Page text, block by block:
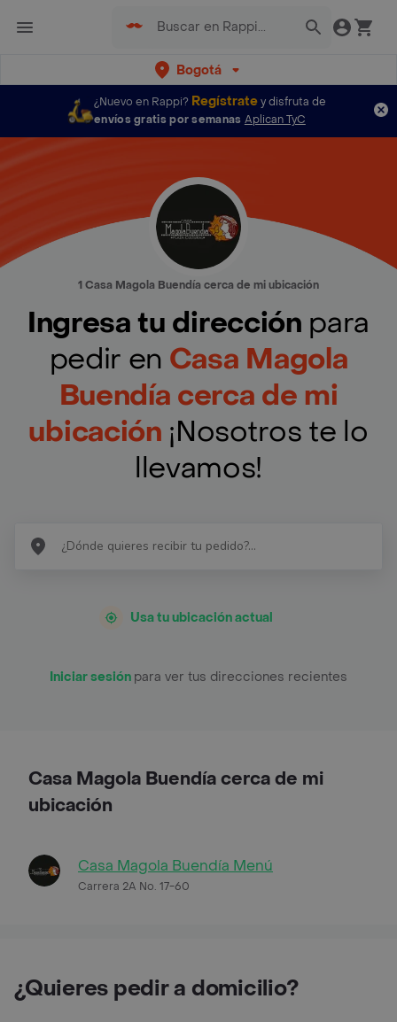
Bogotá
¿Nuevo en Rappi? Regístratey disfruta de
envíos gratis por semanas Aplican TyC
1 Casa Magola Buendía cerca de mi ubicación
Ingresa tu dirección para
pedir en Casa Magola
Buendía cerca de mi
ubicación ¡Nosotros te lo
llevamos!
Usa tu ubicación actual
Iniciar sesión para ver tus direcciones recientes
Casa Magola Buendía cerca de mi
ubicación
Casa Magola Buendía Menú
Carrera 2A No. 17-60
¿Quieres pedir a domicilio?